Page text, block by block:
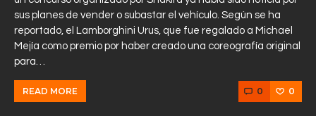
sus planes de vender o subastar el vehículo. Según se ha
reportado, el Lamborghini Urus, que fue regalado a Michael
Mejía como premio por haber creado una coreografía original
para…
READ MORE 0 0